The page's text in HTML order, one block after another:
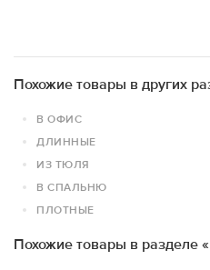
Похожие товары в других
В ОФИС
ДЛИННЫЕ
ИЗ ТЮЛЯ
В СПАЛЬНЮ
ПЛОТНЫЕ
Похожие товары в разделе